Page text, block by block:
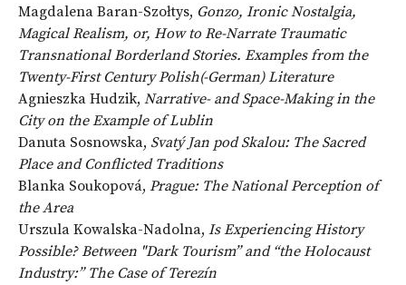
Magdalena Baran-Szołtys, Gonzo, Ironic Nostalgia,
Magical Realism, or, How to Re-Narrate Traumatic
Transnational Borderland Stories. Examples from the
Twenty-First Century Polish(-German) Literature
Agnieszka Hudzik, Narrative- and Space-Making in the
City on the Example of Lublin
Danuta Sosnowska, Svatý Jan pod Skalou: The Sacred
Place and Conflicted Traditions
Blanka Soukopová, Prague: The National Perception of
the Area
Urszula Kowalska-Nadolna, Is Experiencing History
Possible? Between "Dark Tourism” and “the Holocaust
Industry:” The Case of Terezín